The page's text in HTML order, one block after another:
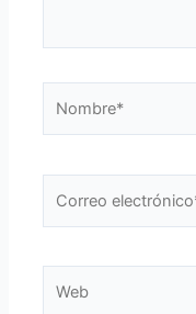
electrónico*